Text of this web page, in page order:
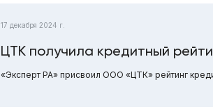
17 декабря 2024 г.
ЦТК получила кредитный
«Эксперт РА» присвоил ООО «ЦТК» рейтинг